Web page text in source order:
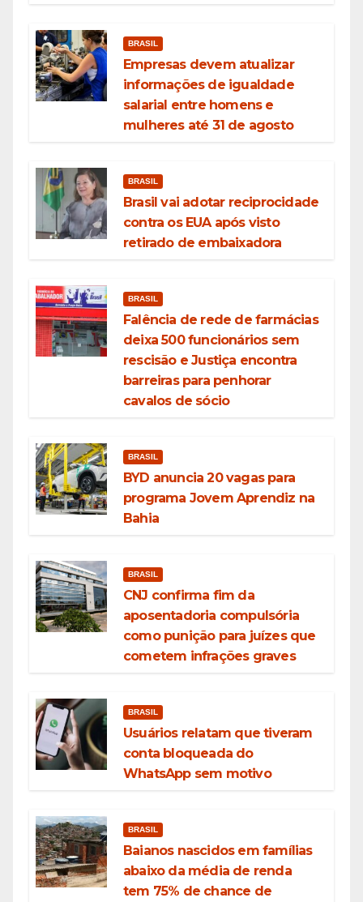
BRASIL
Empresas devem atualizar
informações de igualdade
salarial entre homens e
mulheres até 31 de agosto
BRASIL
Brasil vai adotar reciprocidade
contra os EUA após visto
retirado de embaixadora
BRASIL
Falência de rede de farmácias
deixa 500 funcionários sem
rescisão e Justiça encontra
barreiras para penhorar
cavalos de sócio
BRASIL
BYD anuncia 20 vagas para
programa Jovem Aprendiz na
Bahia
BRASIL
CNJ confirma fim da
aposentadoria compulsória
como punição para juízes que
cometem infrações graves
BRASIL
Usuários relatam que tiveram
conta bloqueada do
WhatsApp sem motivo
BRASIL
Baianos nascidos em famílias
abaixo da média de renda
tem 75% de chance de